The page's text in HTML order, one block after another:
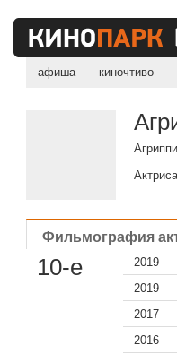
афиша киночтиво
Фильмография
10-е 2019
2019
2017
2016